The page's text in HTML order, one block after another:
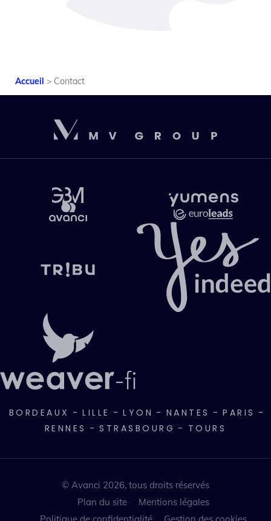
Accueil > Contact
BORDEAUX - LILLE - LYON - NANTES - PARIS -
RENNES - STRASBOURG - TOURS
© Avanci 2026, tous droits réservés
Plan du site
Mentions légales